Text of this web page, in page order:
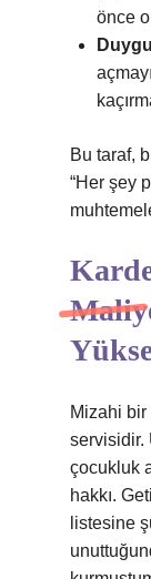
önce o
Bu taraf,
“Her şey
Mizahi bir
servisidir.
çocukluk
hakkı.
listesine